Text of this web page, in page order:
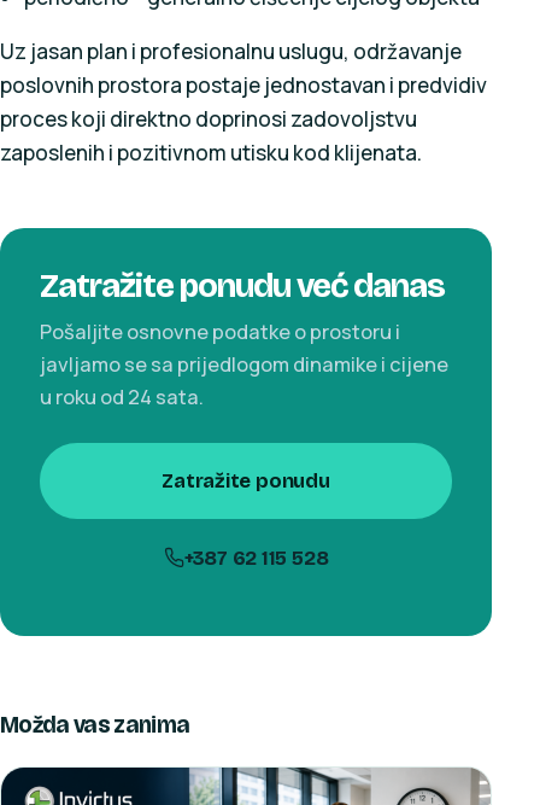
Uz jasan plan i profesionalnu uslugu, održavanje
poslovnih prostora postaje jednostavan i predvidiv
proces koji direktno doprinosi zadovoljstvu
zaposlenih i pozitivnom utisku kod klijenata.
Zatražite ponudu već danas
Pošaljite osnovne podatke o prostoru i
javljamo se sa prijedlogom dinamike i cijene
u roku od 24 sata.
Zatražite ponudu
+387 62 115 528
Možda vas zanima